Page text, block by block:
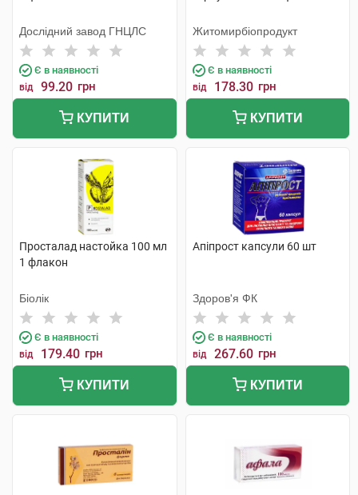
Дослідний завод ГНЦЛС
Є в наявності
від 99.20 грн
КУПИТИ
Житомирбіопродукт
Є в наявності
від 178.30 грн
КУПИТИ
Просталад настойка 100 мл
1 флакон
Біолік
Є в наявності
від 179.40 грн
КУПИТИ
Апіпрост капсули 60 шт
Здоров'я ФК
Є в наявності
від 267.60 грн
КУПИТИ